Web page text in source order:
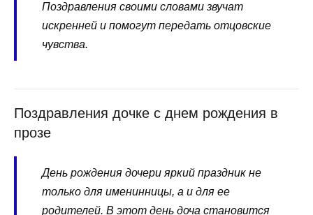
Поздравления своими словами звучат
искренней и помогут передать отцовские
чувства.
Поздравления дочке с днем рождения в
прозе
День рождения дочери яркий праздник не
только для именинницы, а и для ее
родителей. В этот день доча становится